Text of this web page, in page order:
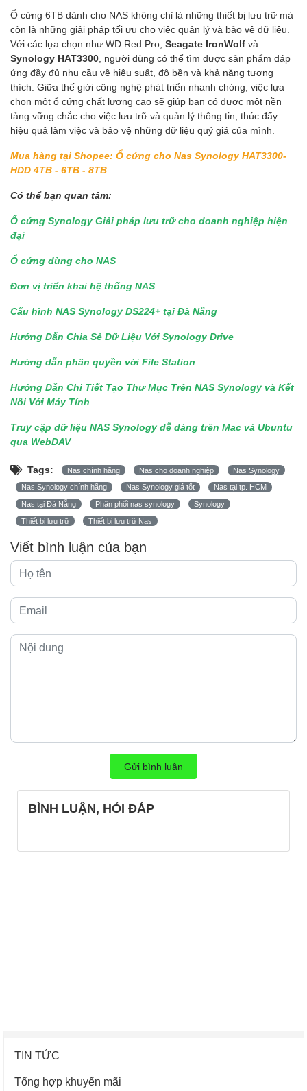
Ổ cứng 6TB dành cho NAS không chỉ là những thiết bị lưu trữ mà
còn là những giải pháp tối ưu cho việc quản lý và bảo vệ dữ liệu.
Với các lựa chọn như WD Red Pro, Seagate IronWolf và
Synology HAT3300 , người dùng có thể tìm được sản phẩm đáp
ứng đầy đủ nhu cầu về hiệu suất, độ bền và khả năng tương
thích. Giữa thế giới công nghệ phát triển nhanh chóng, việc lựa
chọn một ổ cứng chất lượng cao sẽ giúp bạn có được một nền
tảng vững chắc cho việc lưu trữ và quản lý thông tin, thúc đẩy
hiệu quả làm việc và bảo vệ những dữ liệu quý giá của mình.
Mua hàng tại Shopee: Ổ cứng cho Nas Synology HAT3300-
HDD 4TB - 6TB - 8TB
Có thể bạn quan tâm:
Ổ cứng Synology Giải pháp lưu trữ cho doanh nghiệp hiện
đại
Ổ cứng dùng cho NAS
Đơn vị triển khai hệ thống NAS
Cấu hình NAS Synology DS224+ tại Đà Nẵng
Hướng Dẫn Chia Sẻ Dữ Liệu Với Synology Drive
Hướng dẫn phân quyền với File Station
Hướng Dẫn Chi Tiết Tạo Thư Mục Trên NAS Synology và Kết
Nối Với Máy Tính
Truy cập dữ liệu NAS Synology dễ dàng trên Mac và Ubuntu
qua WebDAV
Tags: Nas chính hãng Nas cho doanh nghiệp Nas Synology
Nas Synology chính hãng Nas Synology giá tốt Nas tại tp. HCM
Nas tại Đà Nẵng Phân phối nas synology Synology
Thiết bị lưu trữ Thiết bị lưu trữ Nas
Viết bình luận của bạn
Gửi bình luận
BÌNH LUẬN, HỎI ĐÁP
TIN TỨC
Tổng hợp khuyến mãi